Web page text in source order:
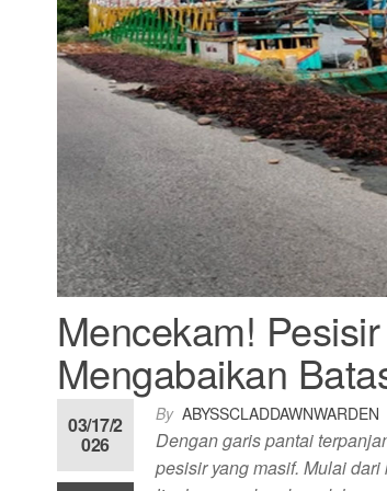
Mencekam!
Mengabaikan
By ABYSSCLADDAWNWARDEN
03/17/2
026
Dengan garis pantai
pesisir yang masif. Mulai